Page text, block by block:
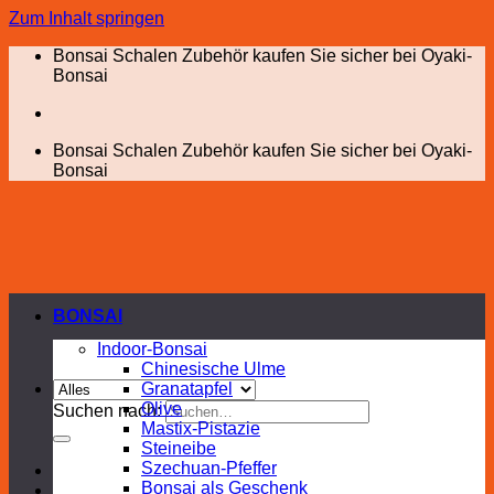
Zum Inhalt springen
Bonsai Schalen Zubehör kaufen Sie sicher bei Oyaki-
Bonsai
Bonsai Schalen Zubehör kaufen Sie sicher bei Oyaki-
Bonsai
Suchen nach:
BONSAI
Indoor-Bonsai
Chinesische Ulme
Granatapfel
Olive
Mastix-Pistazie
Steineibe
Szechuan-Pfeffer
Bonsai als Geschenk